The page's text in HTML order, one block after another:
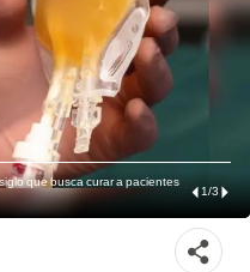
que busca curar a pacientes
1/3